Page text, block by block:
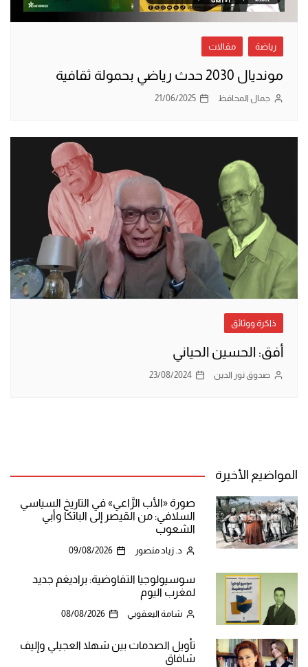
رياضة مقالات
مونديال 2030 حدث رياضي بحمولة ثقافية
جمال المحافظ 21/06/2025
ذاكرة ووثائق
أفق: الحسين الحياني
صدوق نور الدين 23/08/2024
المواضيع الأخيرة
صورة «الأب الرَّاعي» في التاريخ السياسي
السلافي: من القيصر إلى الباتكا وأبي
الشعوب
د. زياد منصور 09/08/2026
سوسيولوجيا التفاوضية: براديغم جديد
لمغرب اليوم
شامة اليعقوبي 08/08/2026
تأويل الصدمات بين شهلا العجيلي وإليف
شافاق